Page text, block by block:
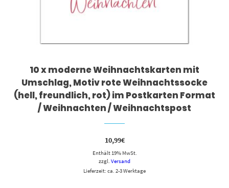
10 x moderne Weihnachtskarten mit
Umschlag, Motiv rote Weihnachtssocke
(hell, freundlich, rot) im Postkarten Format
/ Weihnachten / Weihnachtspost
10,99€
Enthält 19% MwSt.
zzgl. Versand
Lieferzeit: ca. 2-3 Werktage